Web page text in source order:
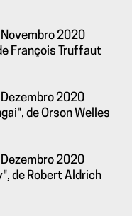
2020
François Truffaut
2020
de Orson Welles
2020
de Robert Aldrich